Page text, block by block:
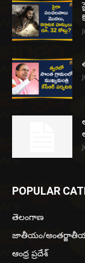
POPULAR
తెలంగాణ
జాతీయం/
ఆంధ్ర ప్రదేశ్